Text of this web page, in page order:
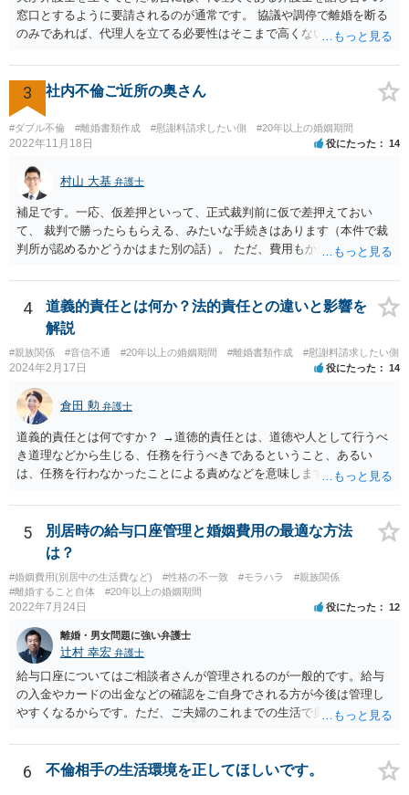
窓口とするように要請されるのが通常です。 協議や調停で離婚を断る
のみであれば、代理人を立てる必要性はそこまで高くないようにも思
姻費用についてもまとまっていない状況である場合には代理人を立て
ることが適切かも知れません。 依頼するかどうかの検討も含め、お近
くの弁護士へ相談はされてみると良いと考えます。
3 社内不倫ご近所の奥さん
#ダブル不倫 #離婚書類作成 #慰謝料請求したい側 #20年以上の婚姻期間
2022年11月18日 役にたった 14
村山 大基 弁護士
補足です。一応、仮差押といって、正式裁判前に仮で差押えておい
て、 裁判で勝ったらもらえる、みたいな手続きはあります（本件で裁
判所が認めるかどうかはまた別の話）。 ただ、費用もかかりますし、
のであれば、 面談相談に行って詳しく話を聞いてみましょう。
4
道義的責任とは何か？法的責任との違いと影響を
解説
#親族関係 #音信不通 #20年以上の婚姻期間 #離婚書類作成 #慰謝料請求したい側
2024年2月17日 役にたった 14
倉田 勲 弁護士
道義的責任とは何ですか？ →道徳的責任とは、道徳や人として行うべ
き道理などから生じる、任務を行うべきであるということ、あるい
は、任務を行わなかったことによる責めなどを意味します。 道義的責
則はありませんが、道義的責任を果たさないことで、他人からの信用
を無くす、不遇を受けるなどの一般的にはそのような事実上の不利益
が生じます。
5
別居時の給与口座管理と婚姻費用の最適な方法
は？
#婚姻費用(別居中の生活費など) #性格の不一致 #モラハラ
#親族関係
#離婚すること自体
#20年以上の婚姻期間
2022年7月24日 役にたった 12
離婚・男女問題に強い弁護士
辻村 幸宏 弁護士
給与口座についてはご相談者さんが管理されるのが一般的です。給与
の入金やカードの出金などの確認をご自身でされる方が今後は管理し
やすくなるからです。ただ、ご夫婦のこれまでの生活で奥様が管理さ
しても構わないとは思います。 隠し財産といっても、収入は給与だけ
で隠しようがないでしょうし、今わかっていない財産がないのであれ
ば別居後に新たな財産ができてもお互いに分与を主張できないことに
6 不倫相手の生活環境を正してほしいです。